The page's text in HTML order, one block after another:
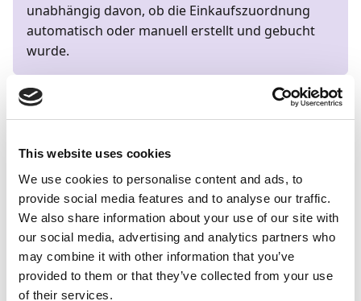
This website uses cookies
We use cookies to personalise content and ads, to
provide social media features and to analyse our traffic.
We also share information about your use of our site with
our social media, advertising and analytics partners who
may combine it with other information that you’ve
provided to them or that they’ve collected from your use
of their services.
unabhängig davon, ob die Einkaufszuordnung
automatisch oder manuell erstellt und gebucht
wurde.
Tipp
Einkaufszuordnung anzeigen möchten, gehen Sie
zur SeiteEinkaufszuordnungund wählen Sie in
der AktionsleistePosten findenaus. Dadurch
wird die SeitePosten suchengeöffnet, die einen
Überblick über die ausgewählte Zuordnung
bietet.